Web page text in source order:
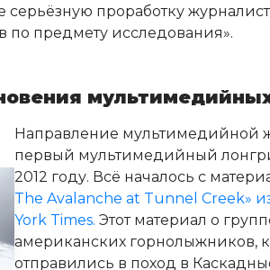
серьёзную проработку
по предмету исследования».
Направление мультимедийной
первый мультимедийный
2012 году. Всё началось с
The Avalanche at Tunnel Creek»
York Times. Этот материал о
американских горнолыжников,
отправились в поход в